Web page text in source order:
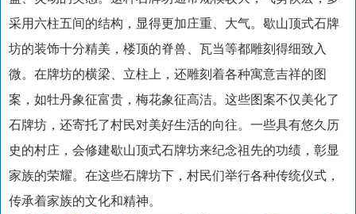
采用六柱五间的结构，显得更加庄重、大气。歇山顶式石牌
坊的装饰十分精美，楼顶的脊兽、瓦当等都雕刻得细致入
微。在牌坊的横梁、立柱上，还雕刻着各种寓意吉祥的图
案，如牡丹象征富贵，梅花象征高洁。这些图案不仅美化了
石牌坊，还寄托了村民对美好生活的向往。一些具有悠久历
史的村庄，会修建歇山顶式石牌坊来纪念祖先的功绩，彰显
家族的荣耀。在这些石牌坊下，村民们举行各种传统仪式，
传承着家族的文化和精神。